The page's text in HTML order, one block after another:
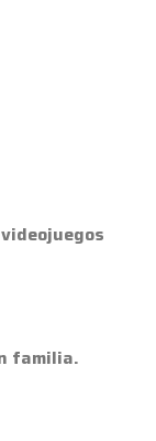
familia.